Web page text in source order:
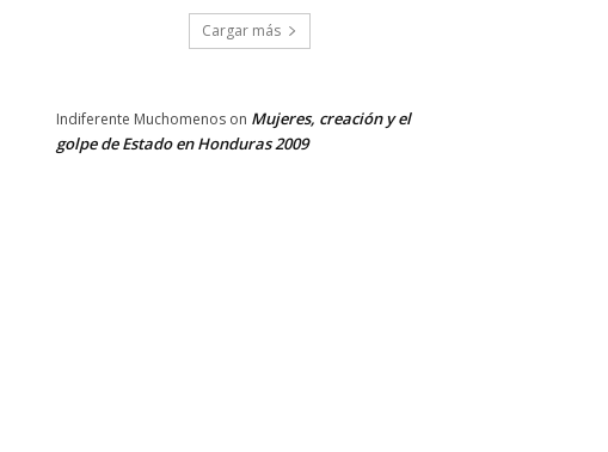
Cargar más
Indiferente Muchomenos on Mujeres, creación y el
golpe de Estado en Honduras 2009